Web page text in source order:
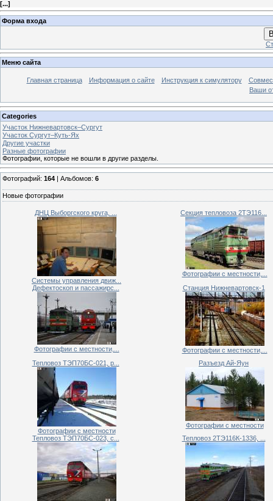
[...]
Форма входа
Меню сайта
Главная страница Информация о сайте Инструкция к симулятору
Ваши
Categories
Участок Нижневартовск–Сургут
Участок Сургут–Куть-Ях
Другие участки
Разные фотографии
Фотографии, которые не вошли в другие разделы.
Фотографий: 164 | Альбомов: 6
Новые фотографии
ДНЦ Выборгского круга, ...
Системы управления движ...
Секция тепловоза 2ТЭ116...
Фотографии с местности,...
Дефектоскоп и пассажирс...
Фотографии с местности,...
Станция Нижневартовск-1
Фотографии с местности,...
Тепловоз ТЭП70БС-021, р...
Фотографии с местности
Разъезд Ай-Яун
Фотографии с местности
Тепловоз ТЭП70БС-023, с...
Тепловоз 2ТЭ116К-1336, ...